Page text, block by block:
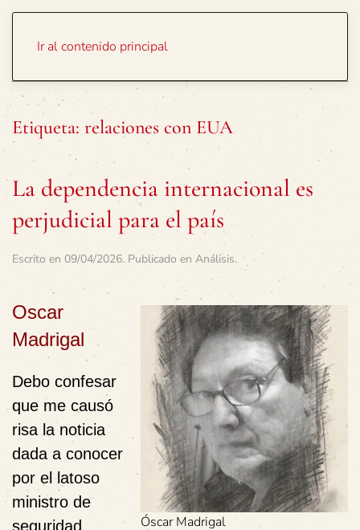
Ir al contenido principal
Etiqueta: relaciones con EUA
La dependencia internacional es
perjudicial para el país
Escrito en 09/04/2026. Publicado en Análisis.
Óscar Madrigal
Oscar
Madrigal
Debo confesar
que me causó
risa la noticia
dada a conocer
por el latoso
ministro de
seguridad